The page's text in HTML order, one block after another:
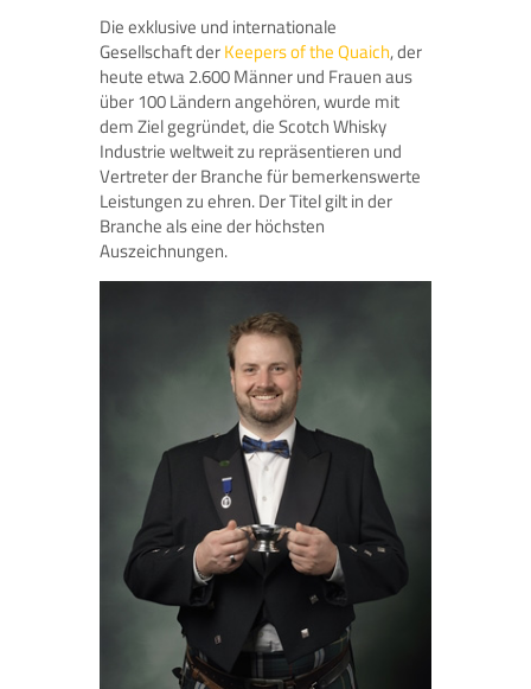
Die exklusive und internationale
Gesellschaft derKeepers of the Quaich, der
heute etwa 2.600 Männer und Frauen aus
über 100 Ländern angehören, wurde mit
dem Ziel gegründet, die Scotch Whisky
Industrie weltweit zu repräsentieren und
Vertreter der Branche für bemerkenswerte
Leistungen zu ehren. Der Titel gilt in der
Branche als eine der höchsten
Auszeichnungen.